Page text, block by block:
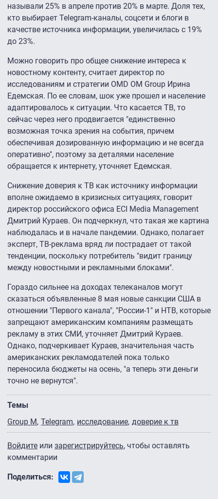
называли 25% в апреле против 20% в марте. Доля тех,
кто выбирает Telegram-каналы, соцсети и блоги в
качестве источника информации, увеличилась с 19%
до 23%.
Можно говорить про общее снижение интереса к
новостному контенту, считает директор по
исследованиям и стратегии OMD OM Group Ирина
Едемская. По ее словам, шок уже прошел и население
адаптировалось к ситуации. Что касается ТВ, то
сейчас через него продвигается "единственно
возможная точка зрения на события, причем
обеспечивая дозированную информацию и не всегда
оперативно", поэтому за деталями население
обращается к интернету, уточняет Едемская.
Снижение доверия к ТВ как источнику информации
вполне ожидаемо в кризисных ситуациях, говорит
директор российского офиса ECI Media Management
Дмитрий Кураев. Он подчеркнул, что такая же картина
наблюдалась и в начале пандемии. Однако, полагает
эксперт, ТВ-реклама вряд ли пострадает от такой
тенденции, поскольку потребитель "видит границу
между новостными и рекламными блоками".
Гораздо сильнее на доходах телеканалов могут
сказаться объявленные 8 мая новые санкции США в
отношении "Первого канала", "России-1" и НТВ, которые
запрещают американским компаниям размещать
рекламу в этих СМИ, уточняет Дмитрий Кураев.
Однако, подчеркивает Кураев, значительная часть
американских рекламодателей пока только
переносила бюджеты на осень, "а теперь эти деньги
точно не вернутся".
Темы
Group M Telegram исследование доверие к тв
Войдите или зарегистрируйтесь, чтобы оставлять
комментарии
Поделиться: